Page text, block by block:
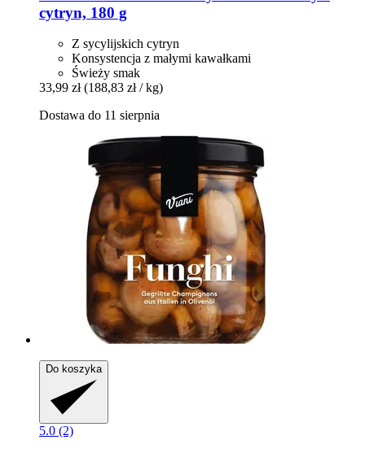
cytryn, 180 g
Z sycylijskich cytryn
Konsystencja z małymi kawałkami
Świeży smak
33,99 zł (188,83 zł / kg)
Dostawa do 11 sierpnia
Do koszyka
5.0 (2)